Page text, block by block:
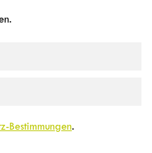
Bestimmungen.